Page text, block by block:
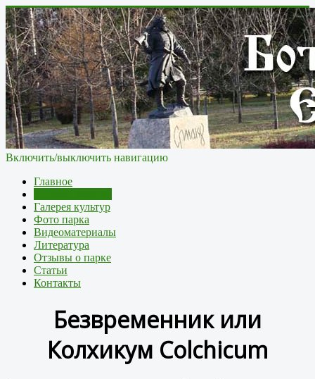
Включить/выключить навигацию
Главное
Галерея культур
Фото парка
Видеоматериалы
Литература
Отзывы о парке
Статьи
Контакты
Безвременник или
Колхикум Colchicum